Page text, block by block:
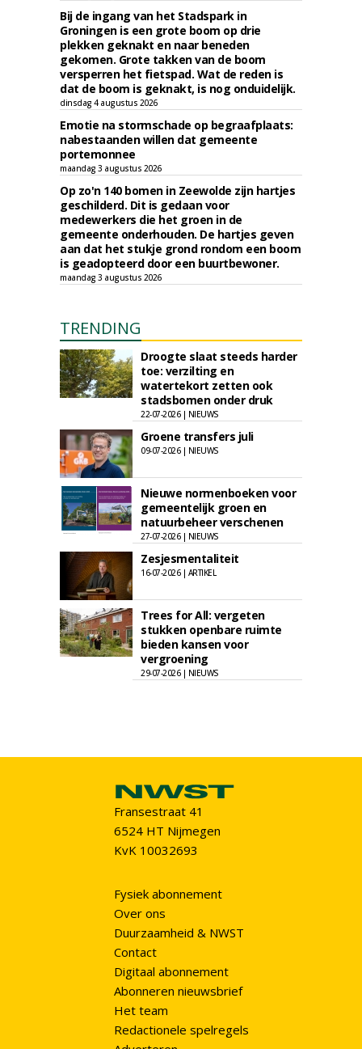
Bij de ingang van het Stadspark in
Groningen is een grote boom op drie
plekken geknakt en naar beneden
gekomen. Grote takken van de boom
versperren het fietspad. Wat de reden is
dat de boom is geknakt, is nog onduidelijk.
dinsdag 4 augustus 2026
Emotie na stormschade op begraafplaats:
nabestaanden willen dat gemeente
portemonnee
maandag 3 augustus 2026
Op zo'n 140 bomen in Zeewolde zijn hartjes
geschilderd. Dit is gedaan voor
medewerkers die het groen in de
gemeente onderhouden. De hartjes geven
aan dat het stukje grond rondom een boom
is geadopteerd door een buurtbewoner.
maandag 3 augustus 2026
TRENDING
Droogte slaat steeds harder
toe: verzilting en
watertekort zetten ook
stadsbomen onder druk
22-07-2026 | NIEUWS
Groene transfers juli
09-07-2026 | NIEUWS
Nieuwe normenboeken voor
gemeentelijk groen en
natuurbeheer verschenen
27-07-2026 | NIEUWS
Zesjesmentaliteit
16-07-2026 | ARTIKEL
Trees for All: vergeten
stukken openbare ruimte
bieden kansen voor
vergroening
29-07-2026 | NIEUWS
Fransestraat 41
6524 HT Nijmegen
KvK 10032693
Fysiek abonnement
Over ons
Duurzaamheid & NWST
Contact
Digitaal abonnement
Abonneren nieuwsbrief
Het team
Redactionele spelregels